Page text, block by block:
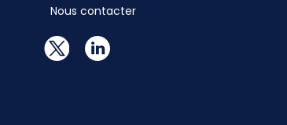
Nous contacter